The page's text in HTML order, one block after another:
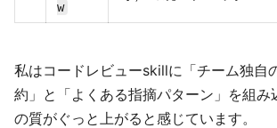
w
私はコードレビューskillに「チーム独自
約」と「よくある指摘パターン」を組み
の質がぐっと上がると感じています。